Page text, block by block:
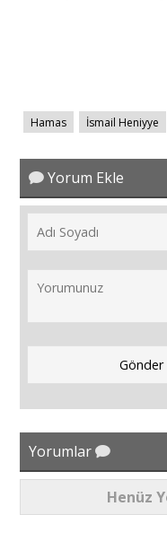
Hamas İsmail Heniyye
Yorum Ekle
Yorumlar
Henüz